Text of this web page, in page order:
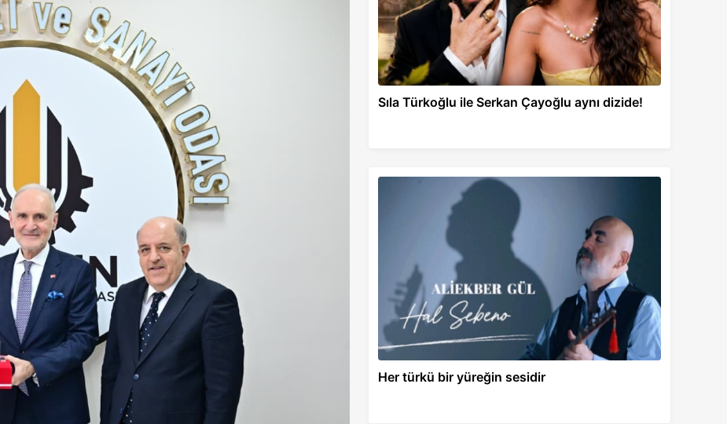
Sıla Türkoğlu ile Serkan Çayoğlu aynı dizide!
Her türkü bir yüreğin sesidir